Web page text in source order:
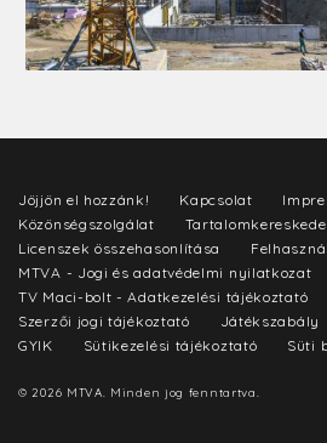
Jöjjön el hozzánk! Kapcsolat
Közönségszolgálat
Licenszek összehasonlítása
MTVA - Jogi és adatvédelmi nyilatkozat
TV Maci-bolt - Adatkezelési tájékoztató
Szerzői jogi tájékoztató
Játékszabály
GYIK
Sütikezelési tájékoztató Süti
© 2026 MTVA. Minden jog fenntartva.